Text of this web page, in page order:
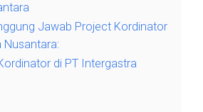
Jawab Project Kordinator
Nusantara:
di PT Intergastra